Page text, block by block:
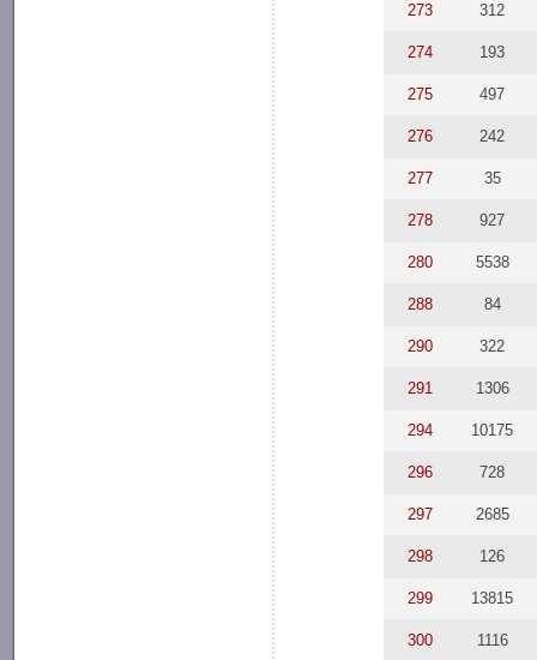
273 312
274 193
275 497
276 242
277 35
278 927
280 5538
288 84
290 322
291 1306
294 10175
296 728
297 2685
298 126
299 13815
300 1116